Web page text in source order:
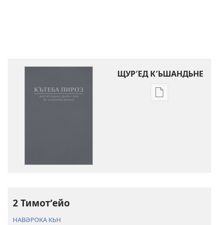
ЩУР′ЕД К′ЬШАНДЬНЕ
Щур′ед
2 Тимотʹейо
НАВӘРОКА КЬН